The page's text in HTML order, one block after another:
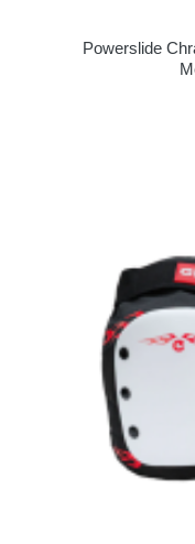
Powerslide